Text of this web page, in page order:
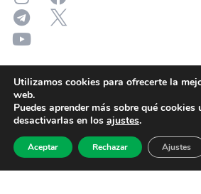
Utilizamos cookies para ofrecerte la
web.
Puedes aprender más sobre qué
desactivarlas en los ajustes.
Aceptar Rechazar Ajustes